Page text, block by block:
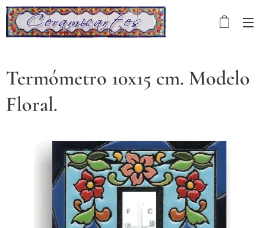
Termómetro 10x15 cm. Modelo
Floral.